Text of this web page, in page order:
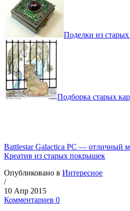
Поделки из
Подборка старых
Battlestar Galactica PC — отличный
Креатив из старых покрышек
Опубликовано в Интересное
/
10 Апр 2015
Комментариев 0